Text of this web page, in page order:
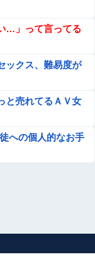
…」って言ってる
ックス、難易度が
と売れてるＡＶ女
への個人的なお手